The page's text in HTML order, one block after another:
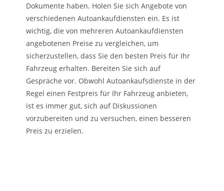
Dokumente haben. Holen Sie sich Angebote von
verschiedenen Autoankaufdiensten ein. Es ist
wichtig, die von mehreren Autoankaufdiensten
angebotenen Preise zu vergleichen, um
sicherzustellen, dass Sie den besten Preis für Ihr
Fahrzeug erhalten. Bereiten Sie sich auf
Gespräche vor. Obwohl Autoankaufsdienste in der
Regel einen Festpreis für Ihr Fahrzeug anbieten,
ist es immer gut, sich auf Diskussionen
vorzubereiten und zu versuchen, einen besseren
Preis zu erzielen.